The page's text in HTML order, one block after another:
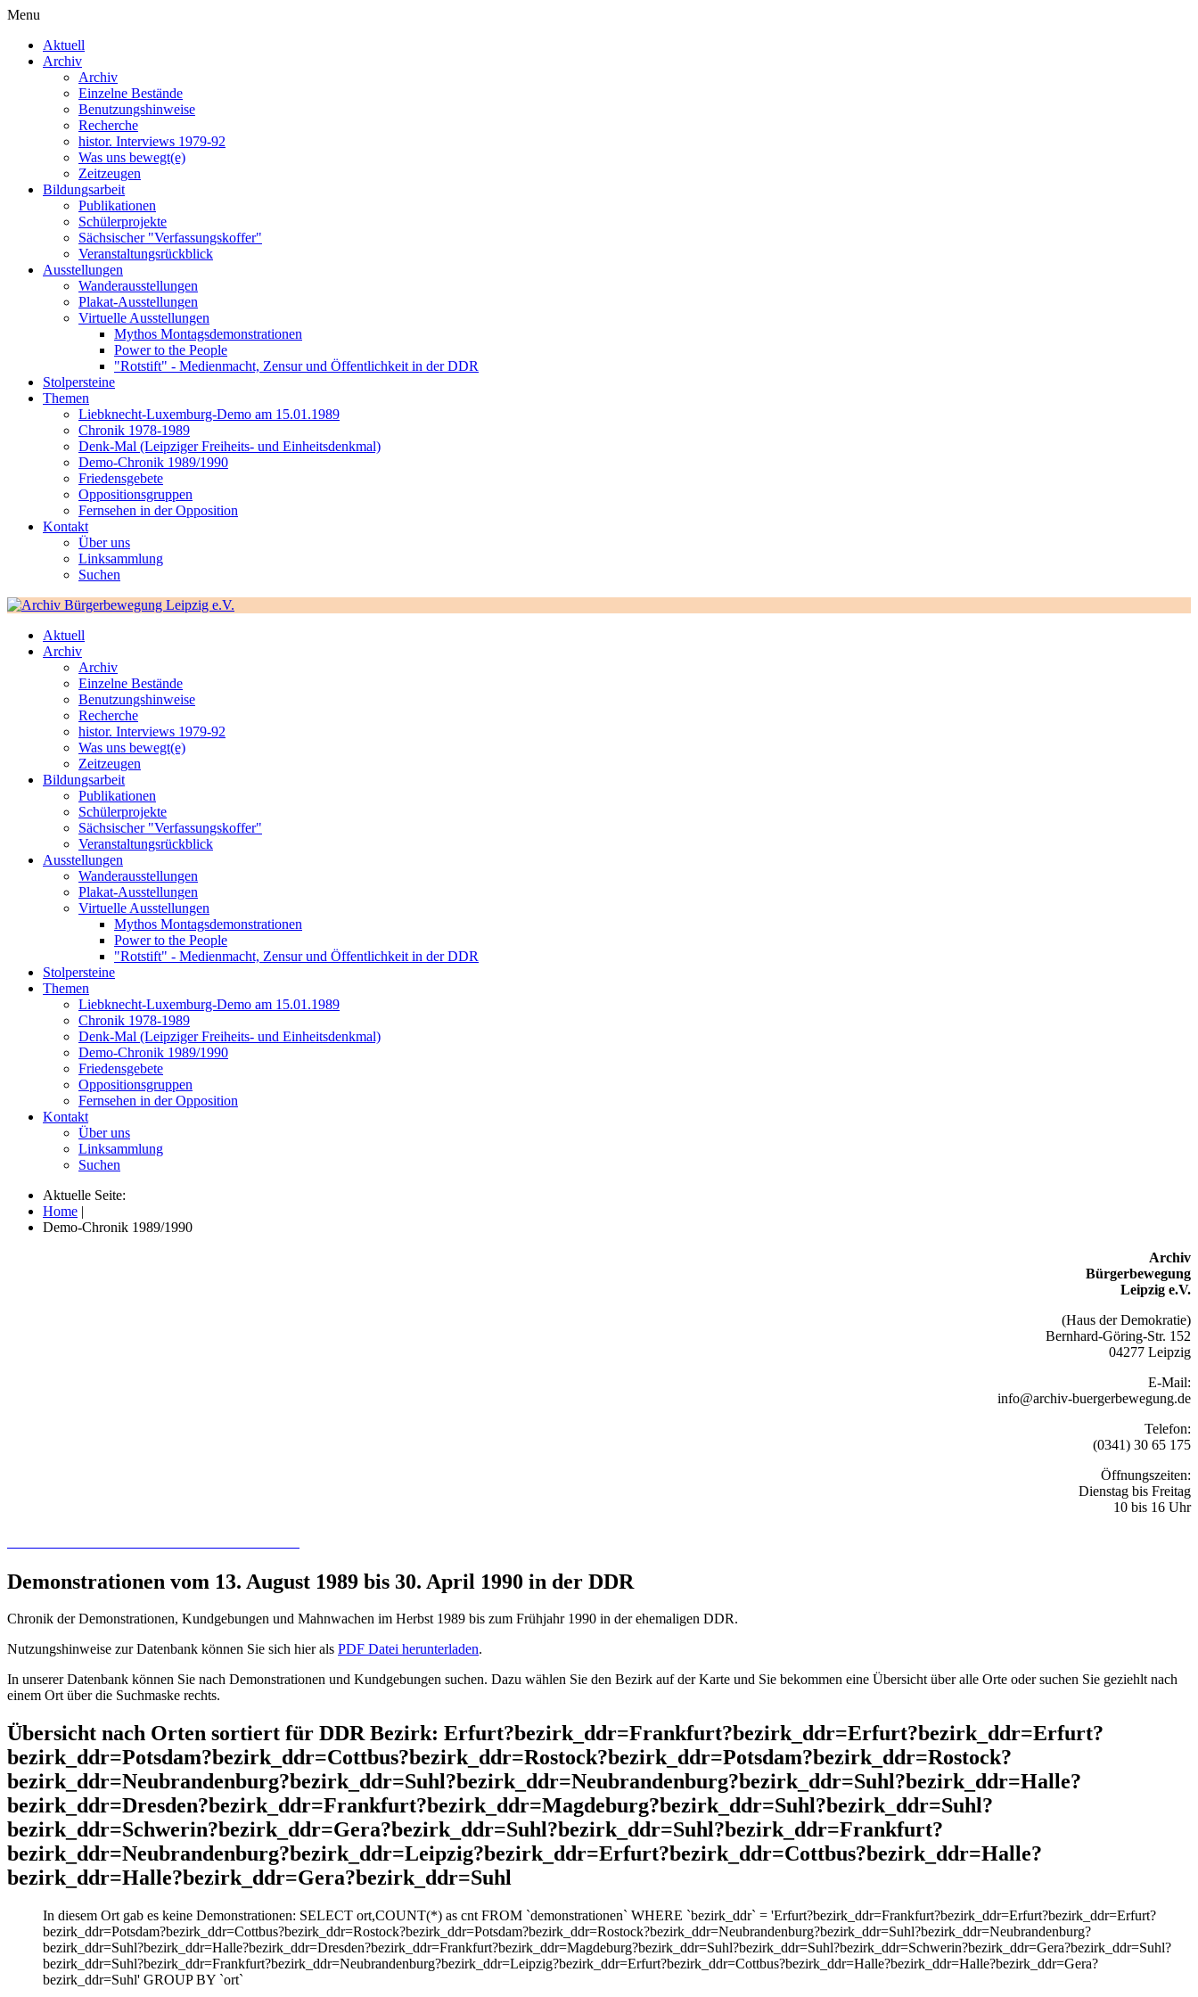
Menu
Aktuell
Archiv
Archiv
Einzelne Bestände
Benutzungshinweise
Recherche
histor. Interviews 1979-92
Was uns bewegt(e)
Zeitzeugen
Bildungsarbeit
Publikationen
Schülerprojekte
Sächsischer "Verfassungskoffer"
Veranstaltungsrückblick
Ausstellungen
Wanderausstellungen
Plakat-Ausstellungen
Virtuelle Ausstellungen
Mythos Montagsdemonstrationen
Power to the People
"Rotstift" - Medienmacht, Zensur und Öffentlichkeit in der DDR
Stolpersteine
Themen
Liebknecht-Luxemburg-Demo am 15.01.1989
Chronik 1978-1989
Denk-Mal (Leipziger Freiheits- und Einheitsdenkmal)
Demo-Chronik 1989/1990
Friedensgebete
Oppositionsgruppen
Fernsehen in der Opposition
Kontakt
Über uns
Linksammlung
Suchen
Aktuell
Archiv
Archiv
Einzelne Bestände
Benutzungshinweise
Recherche
histor. Interviews 1979-92
Was uns bewegt(e)
Zeitzeugen
Bildungsarbeit
Publikationen
Schülerprojekte
Sächsischer "Verfassungskoffer"
Veranstaltungsrückblick
Ausstellungen
Wanderausstellungen
Plakat-Ausstellungen
Virtuelle Ausstellungen
Mythos Montagsdemonstrationen
Power to the People
"Rotstift" - Medienmacht, Zensur und Öffentlichkeit in der DDR
Stolpersteine
Themen
Liebknecht-Luxemburg-Demo am 15.01.1989
Chronik 1978-1989
Denk-Mal (Leipziger Freiheits- und Einheitsdenkmal)
Demo-Chronik 1989/1990
Friedensgebete
Oppositionsgruppen
Fernsehen in der Opposition
Kontakt
Über uns
Linksammlung
Suchen
Aktuelle Seite:
Home |
Demo-Chronik 1989/1990
Archiv
Bürgerbewegung
Leipzig e.V.
(Haus der Demokratie)
Bernhard-Göring-Str. 152
04277 Leipzig
E-Mail:
info@archiv-buergerbewegung.de
Telefon:
(0341) 30 65 175
Öffnungszeiten:
Dienstag bis Freitag
10 bis 16 Uhr
Demonstrationen vom 13. August 1989 bis 30. April 1990 in der DDR
Chronik der Demonstrationen, Kundgebungen und Mahnwachen im Herbst 1989 bis zum Frühjahr 1990 in der ehemaligen DDR.
Nutzungshinweise zur Datenbank können Sie sich hier als PDF Datei herunterladen.
In unserer Datenbank können Sie nach Demonstrationen und Kundgebungen suchen. Dazu wählen Sie den Bezirk auf der Karte und Sie bekommen eine Übersicht über alle Orte oder suchen Sie geziehlt nach
einem Ort über die Suchmaske rechts.
Übersicht nach Orten sortiert für DDR Bezirk: Erfurt?bezirk_ddr=Frankfurt?bezirk_ddr=Erfurt?bezirk_ddr=Erfurt?
bezirk_ddr=Potsdam?bezirk_ddr=Cottbus?bezirk_ddr=Rostock?bezirk_ddr=Potsdam?bezirk_ddr=Rostock?
bezirk_ddr=Neubrandenburg?bezirk_ddr=Suhl?bezirk_ddr=Neubrandenburg?bezirk_ddr=Suhl?bezirk_ddr=Halle?
bezirk_ddr=Dresden?bezirk_ddr=Frankfurt?bezirk_ddr=Magdeburg?bezirk_ddr=Suhl?bezirk_ddr=Suhl?
bezirk_ddr=Schwerin?bezirk_ddr=Gera?bezirk_ddr=Suhl?bezirk_ddr=Suhl?bezirk_ddr=Frankfurt?
bezirk_ddr=Neubrandenburg?bezirk_ddr=Leipzig?bezirk_ddr=Erfurt?bezirk_ddr=Cottbus?bezirk_ddr=Halle?
bezirk_ddr=Halle?bezirk_ddr=Gera?bezirk_ddr=Suhl
In diesem Ort gab es keine Demonstrationen: SELECT ort,COUNT(*) as cnt FROM `demonstrationen` WHERE `bezirk_ddr` = 'Erfurt?bezirk_ddr=Frankfurt?bezirk_ddr=Erfurt?bezirk_ddr=Erfurt?
bezirk_ddr=Potsdam?bezirk_ddr=Cottbus?bezirk_ddr=Rostock?bezirk_ddr=Potsdam?bezirk_ddr=Rostock?bezirk_ddr=Neubrandenburg?bezirk_ddr=Suhl?bezirk_ddr=Neubrandenburg?
bezirk_ddr=Suhl?bezirk_ddr=Halle?bezirk_ddr=Dresden?bezirk_ddr=Frankfurt?bezirk_ddr=Magdeburg?bezirk_ddr=Suhl?bezirk_ddr=Suhl?bezirk_ddr=Schwerin?bezirk_ddr=Gera?bezirk_ddr=Suhl?
bezirk_ddr=Suhl?bezirk_ddr=Frankfurt?bezirk_ddr=Neubrandenburg?bezirk_ddr=Leipzig?bezirk_ddr=Erfurt?bezirk_ddr=Cottbus?bezirk_ddr=Halle?bezirk_ddr=Halle?bezirk_ddr=Gera?
bezirk_ddr=Suhl' GROUP BY `ort`